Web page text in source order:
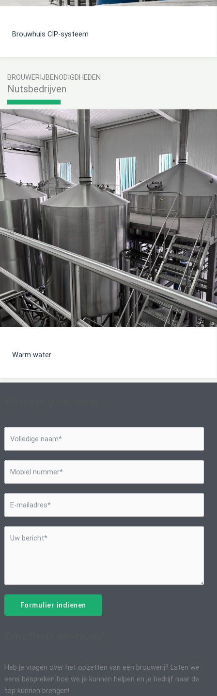
Kelder CIP-systeem
BROUWERIJBENODIGDHEDEN
Nutsbedrijven
Watervoorziening brouwen
Formulier indienen
Heb je vragen over het opzetten van een brouwerij? Laten we
eens bespreken hoe we je kunnen helpen en je bedrijf naar de
top kunnen brengen!